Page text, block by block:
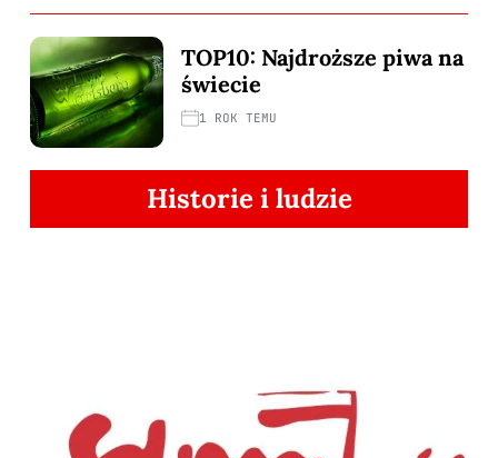
TOP10: Najdroższe piwa na
świecie
1 ROK TEMU
Historie i ludzie